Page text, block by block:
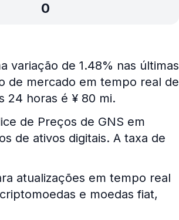
0
variação de 1.48% nas últimas
de mercado em tempo real de
24 horas é ¥ 80 mi.
de Preços de GNS em
de ativos digitais. A taxa de
atualizações em tempo real
e moedas fiat,